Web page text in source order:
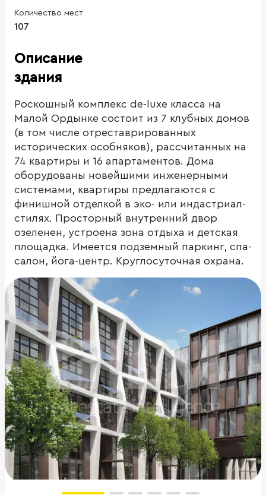
Количество мест
107
Описание
здания
Роскошный комплекс de-luxe класса на
Малой Ордынке состоит из 7 клубных домов
(в том числе отреставрированных
исторических особняков), рассчитанных на
74 квартиры и 16 апартаментов. Дома
оборудованы новейшими инженерными
системами, квартиры предлагаются с
финишной отделкой в эко- или индастриал-
стилях. Просторный внутренний двор
озеленен, устроена зона отдыха и детская
площадка. Имеется подземный паркинг, спа-
салон, йога-центр. Круглосуточная охрана.